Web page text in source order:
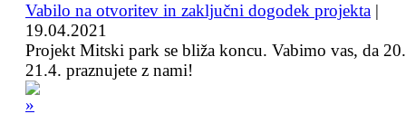
Vabilo na otvoritev in zaključni dogodek projekta |
19.04.2021
Projekt Mitski park se bliža koncu. Vabimo vas, da
21.4. praznujete z nami!